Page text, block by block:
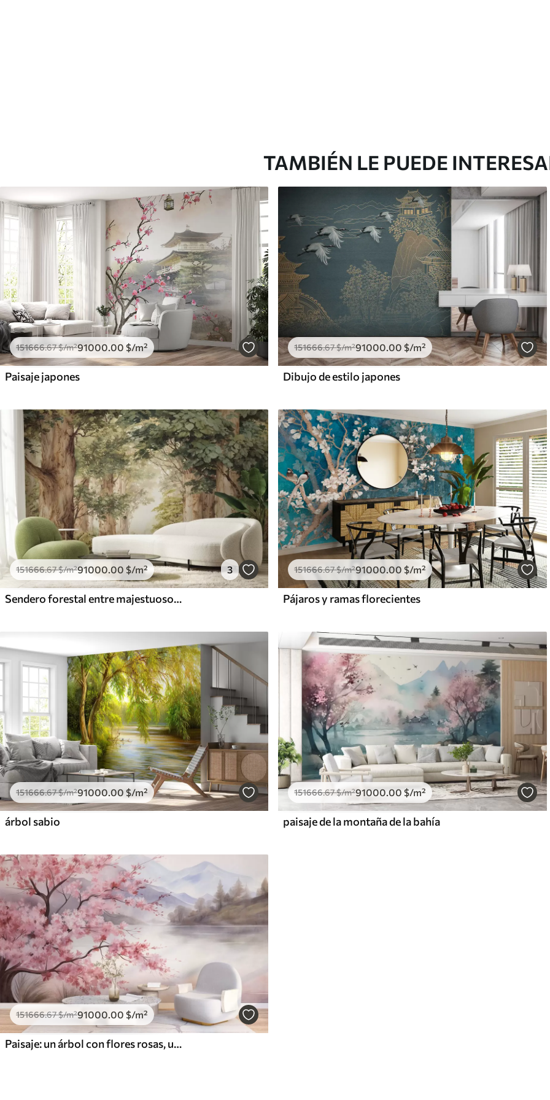
TAMBIÉN LE PUEDE
151666.67$/m²91000 .00 $/m²
Paisaje japones
151666.67$/m²91000 .00 $/m²
Dibujo de estilo japones
151666.67$/m²91000.00 $/m² 3
Sendero forestal entre majestuosos árboles en estilo acuarela
151666.67$/m²91000.00 $/m²
Pájaros y ramas florecientes
151666.67$/m²91000 .00 $/m²
árbol sabio
151666.67$/m²91000 .00$/m²
paisaje de la montaña de la bahía
151666.67$/m²91000.00 $/m²
Paisaje: un árbol con flores rosas, un lago y montañas envueltas en niebla al fondo